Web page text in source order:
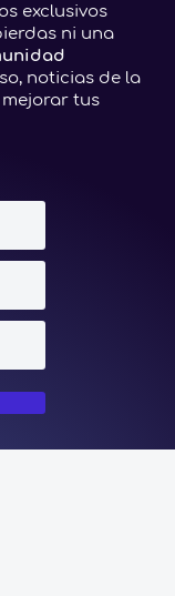
exclusivos
ni una
noticias de la
tus